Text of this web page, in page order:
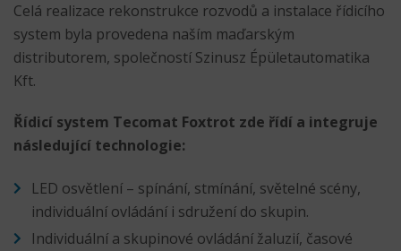
Celá realizace rekonstrukce rozvodů a instalace řídicího
system byla provedena naším maďarským
distributorem, společností Szinusz Épületautomatika
Kft.
Řídicí system Tecomat Foxtrot zde řídí a integruje
následující technologie:
LED osvětlení – spínání, stmínání, světelné scény,
individuální ovládání i sdružení do skupin.
Individuální a skupinové ovládání žaluzií, časové